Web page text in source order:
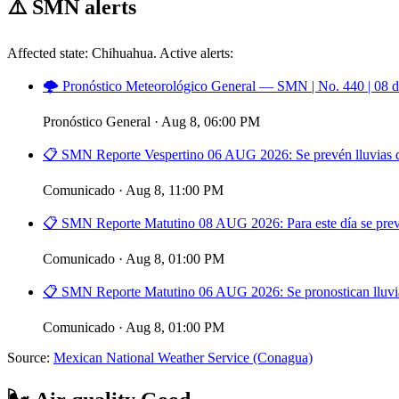
⚠️ SMN alerts
Affected state: Chihuahua. Active alerts:
🌩️ Pronóstico Meteorológico General — SMN | No. 440 | 08
Pronóstico General · Aug 8, 06:00 PM
📋 SMN Reporte Vespertino 06 AUG 2026: Se prevén lluvias
Comunicado · Aug 8, 11:00 PM
📋 SMN Reporte Matutino 08 AUG 2026: Para este día se
Comunicado · Aug 8, 01:00 PM
📋 SMN Reporte Matutino 06 AUG 2026: Se pronostican
Comunicado · Aug 8, 01:00 PM
Source: Mexican National Weather Service (Conagua)